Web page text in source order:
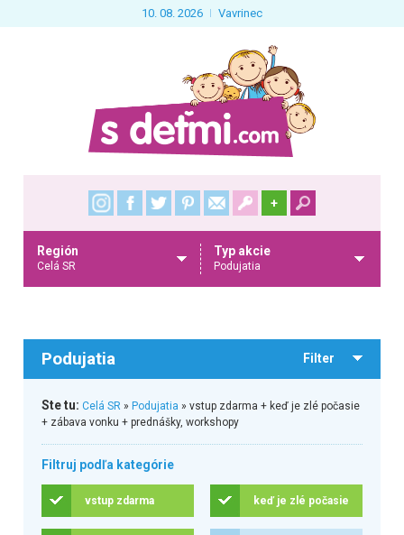
10. 08. 2026 Vavrinec
+
Región
Celá SR
Typ akcie
Podujatia
Podujatia Filter
Ste tu: Celá SR» Podujatia » vstup zdarma + keď je zlé počasie
+ zábava vonku + prednášky, workshopy
Filtruj podľa kategórie
vstup zdarma keď je zlé počasie